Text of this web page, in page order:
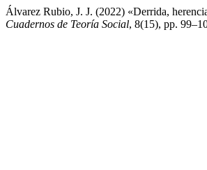
Álvarez Rubio, J. J. (2022) «Derrida,
Cuadernos de Teoría Social, 8(15), pp.